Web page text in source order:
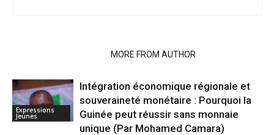
MORE FROM AUTHOR
Expressions
Jeunes
Intégration économique régionale et
souveraineté monétaire : Pourquoi la
Guinée peut réussir sans monnaie
unique (Par Mohamed Camara)